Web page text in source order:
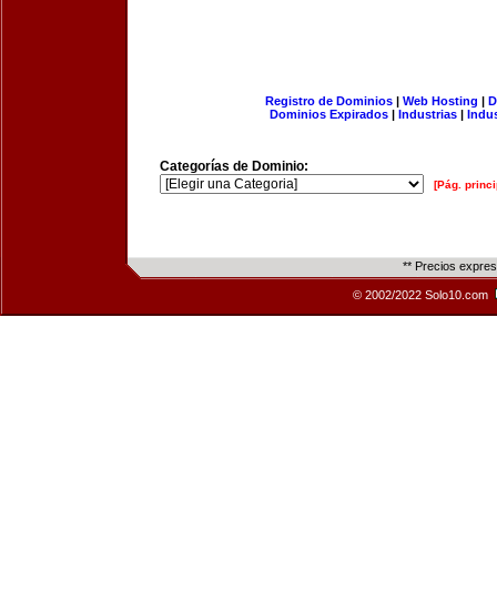
Registro de Dominios| Web Hosting |
Dominios Expirados | Industrias |
Categorías de Dominio:
[Pág.
** Precios
© 2002/2022 Solo10.com